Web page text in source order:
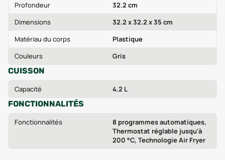
Profondeur
32.2 cm
Dimensions
32.2 x 32.2 x 35 cm
Matériau du corps
Plastique
Couleurs
Gris
CUISSON
Capacité 4.2 L
FONCTIONNALITÉS
Fonctionnalités
8 programmes automatiques,
Thermostat réglable jusqu'à
200 °C, Technologie Air Fryer